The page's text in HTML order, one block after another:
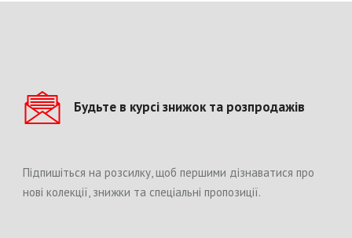
Будьте в курсі знижок та розпродажів
Підпишіться на розсилку, щоб першими дізнаватися про
нові колекції, знижки та спеціальні пропозиції.